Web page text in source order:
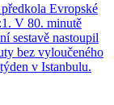
Evropské
V 80. minutě
sestavě nastoupil
bez vyloučeného
v Istanbulu.